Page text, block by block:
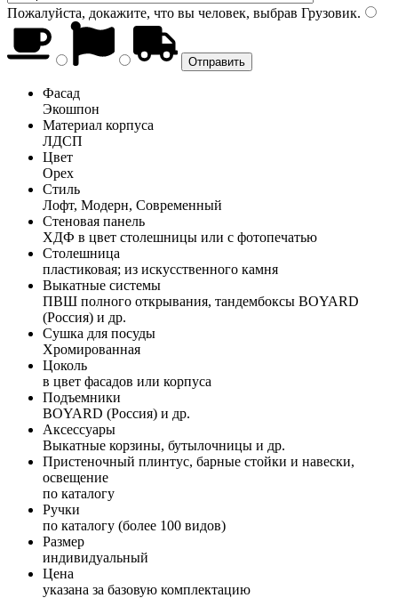
Пожалуйста, докажите, что вы человек, выбрав Грузовик.
Фасад
Экошпон
Материал корпуса
ЛДСП
Цвет
Орех
Стиль
Лофт, Модерн, Современный
Стеновая панель
ХДФ в цвет столешницы или с фотопечатью
Столешница
пластиковая; из искусственного камня
Выкатные системы
ПВШ полного открывания, тандембоксы BOYARD
(Россия) и др.
Сушка для посуды
Хромированная
Цоколь
в цвет фасадов или корпуса
Подъемники
BOYARD (Россия) и др.
Аксессуары
Выкатные корзины, бутылочницы и др.
Пристеночный плинтус, барные стойки и навески,
освещение
по каталогу
Ручки
по каталогу (более 100 видов)
Размер
индивидуальный
Цена
указана за базовую комплектацию